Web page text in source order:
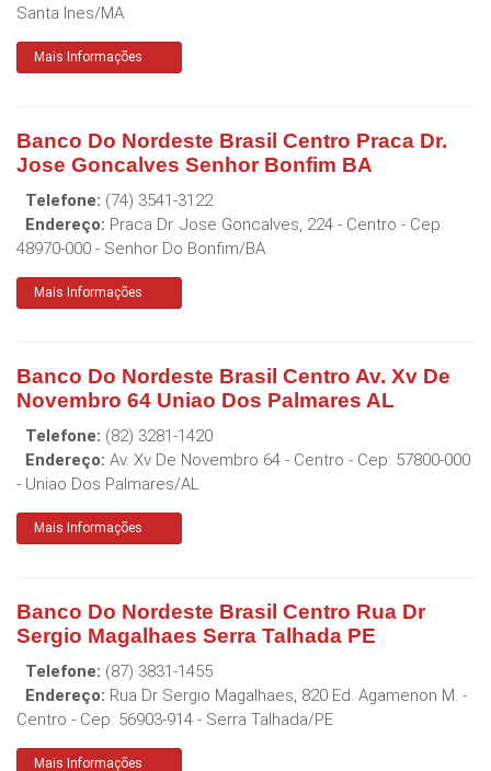
Santa Ines/MA
Mais Informações
Banco Do Nordeste Brasil Centro Praca Dr.
Jose Goncalves Senhor Bonfim BA
Telefone: (74) 3541-3122
Endereço: Praca Dr. Jose Goncalves, 224 - Centro - Cep:
48970-000 - Senhor Do Bonfim/BA
Mais Informações
Banco Do Nordeste Brasil Centro Av. Xv De
Novembro 64 Uniao Dos Palmares AL
Telefone: (82) 3281-1420
Endereço: Av. Xv De Novembro 64 - Centro - Cep: 57800-000
- Uniao Dos Palmares/AL
Mais Informações
Banco Do Nordeste Brasil Centro Rua Dr
Sergio Magalhaes Serra Talhada PE
Telefone: (87) 3831-1455
Endereço: Rua Dr Sergio Magalhaes, 820 Ed. Agamenon M. -
Centro - Cep: 56903-914 - Serra Talhada/PE
Mais Informações